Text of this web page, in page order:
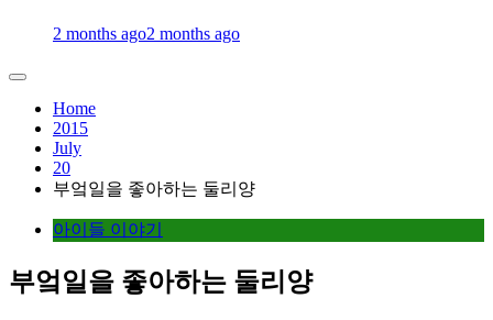
2 months ago2 months ago
Home
2015
July
20
부엌일을 좋아하는 둘리양
아이들 이야기
부엌일을 좋아하는 둘리양